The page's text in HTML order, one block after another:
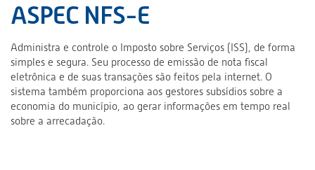
ASPEC NFS-E
Administra e controle o Imposto sobre Serviços (ISS), de forma
simples e segura. Seu processo de emissão de nota fiscal
eletrônica e de suas transações são feitos pela internet. O
sistema também proporciona aos gestores subsídios sobre a
economia do município, ao gerar informações em tempo real
sobre a arrecadação.